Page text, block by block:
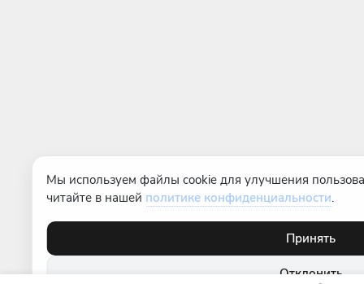
Мы используем файлы cookie для улучшения
читайте в нашей политике конфиденциальности.
Принять
Отклонить